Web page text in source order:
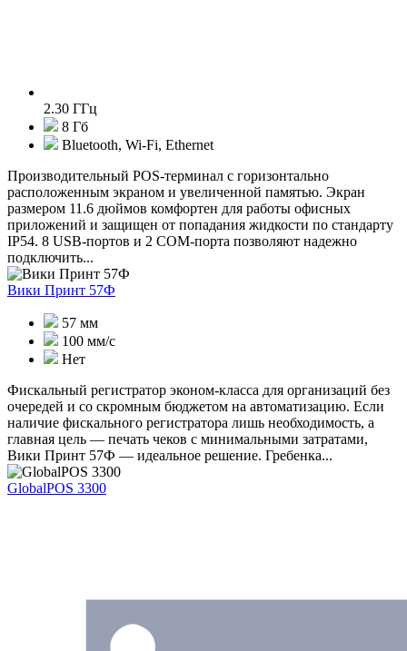
2.30 ГГц
8 Гб
Bluetooth, Wi-Fi, Ethernet
Производительный POS-терминал с горизонтально
расположенным экраном и увеличенной памятью. Экран
размером 11.6 дюймов комфортен для работы офисных
приложений и защищен от попадания жидкости по стандарту
IP54. 8 USB-портов и 2 COM-порта позволяют надежно
подключить...
Вики Принт 57Ф
57 мм
100 мм/с
Нет
Фискальный регистратор эконом-класса для организаций без
очередей и со скромным бюджетом на автоматизацию. Если
наличие фискального регистратора лишь необходимость, а
главная цель — печать чеков с минимальными затратами,
Вики Принт 57Ф — идеальное решение. Гребенка...
GlobalPOS 3300